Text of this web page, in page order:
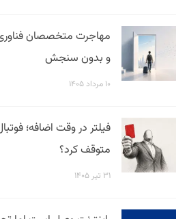
مهاجرت متخصصان
و بدون سنجش
۱۰ مرداد ۱۴۰۵
متوقف کرد؟
۳۱ تیر ۱۴۰۵